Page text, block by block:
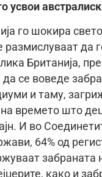
усвои
го шокира
размислуваат да
Британија,
се воведе
и таму,
времето што
И во
64% од
забраната
како и